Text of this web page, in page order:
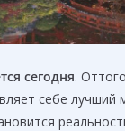
сегодня.
себе лучший